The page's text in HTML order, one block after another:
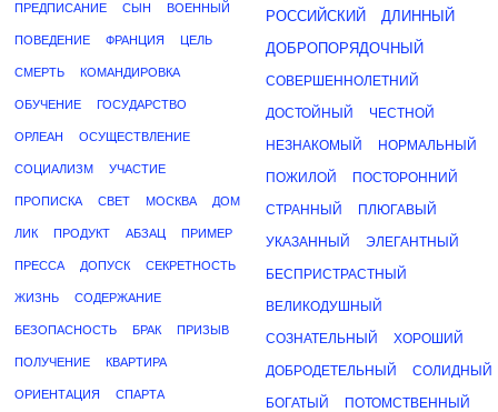
ПРЕДПИСАНИЕ СЫН ВОЕННЫЙ
ПОВЕДЕНИЕ ФРАНЦИЯ ЦЕЛЬ
СМЕРТЬ КОМАНДИРОВКА
ОБУЧЕНИЕ ГОСУДАРСТВО
ОРЛЕАН ОСУЩЕСТВЛЕНИЕ
СОЦИАЛИЗМ УЧАСТИЕ
ПРОПИСКА СВЕТ МОСКВА ДОМ
ЛИК ПРОДУКТ АБЗАЦ ПРИМЕР
ПРЕССА ДОПУСК СЕКРЕТНОСТЬ
ЖИЗНЬ СОДЕРЖАНИЕ
БЕЗОПАСНОСТЬ БРАК ПРИЗЫВ
ПОЛУЧЕНИЕ КВАРТИРА
ОРИЕНТАЦИЯ СПАРТА
РОССИЙСКИЙ
ДЛИННЫЙ
ДОБРОПОРЯДОЧНЫЙ
СОВЕРШЕННОЛЕТНИЙ
ДОСТОЙНЫЙ ЧЕСТНОЙ
НЕЗНАКОМЫЙ НОРМАЛЬНЫЙ
ПОЖИЛОЙ ПОСТОРОННИЙ
СТРАННЫЙ ПЛЮГАВЫЙ
УКАЗАННЫЙ ЭЛЕГАНТНЫЙ
БЕСПРИСТРАСТНЫЙ
ВЕЛИКОДУШНЫЙ
СОЗНАТЕЛЬНЫЙ ХОРОШИЙ
ДОБРОДЕТЕЛЬНЫЙ СОЛИДНЫЙ
БОГАТЫЙ ПОТОМСТВЕННЫЙ